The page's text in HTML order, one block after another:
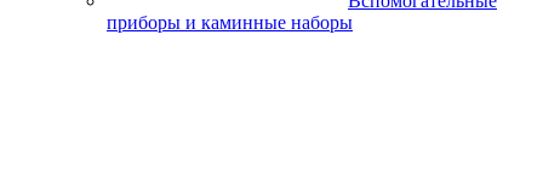
приборы и каминные наборы